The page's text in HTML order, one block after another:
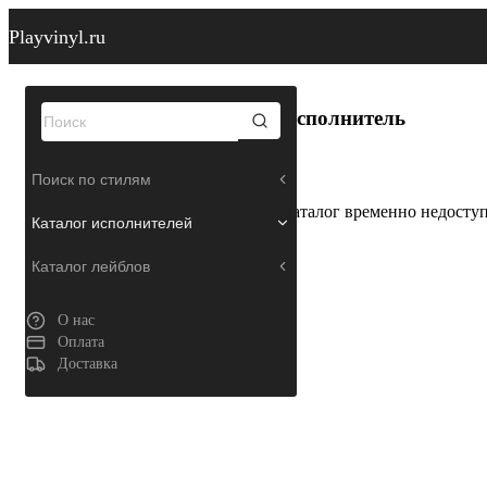
Playvinyl.ru
Поиск по стилям
Каталог исполнителей
Каталог лейблов
О нас
Оплата
Доставка
Исполнитель
Каталог временно